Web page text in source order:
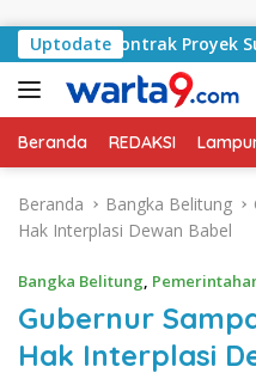
Uptodate
Kontrak Proyek Sudah
Beranda REDAKSI
Beranda Bangka Belitung
Hak Interplasi Dewan Babel
Bangka Belitung,
Gubernur
Hak Interplasi